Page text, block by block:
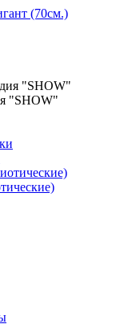
(70см.)
"SHOW"